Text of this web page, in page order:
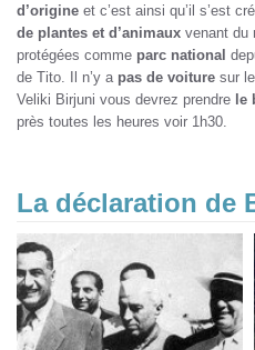
d’origine et c’est ainsi qu’il s’est
de plantes et d’animaux venant du
protégées comme parc national
de Tito. Il n’y a pas de voiture sur
Veliki Birjuni vous devrez prendre le
près toutes les heures voir 1h30.
La déclaration de